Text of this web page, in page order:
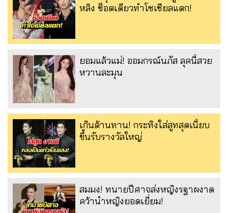
หลิง ช็อตเดียวทำโซเชียลแตก!
ยอมแล้วแม่! ออมกรณ์นภัส ลุคนี้สวย
หวานละมุน
เกินต้านทาน! กระทิงใส่สูทสุดเนี้ยบ
ขึ้นรับรางวัลใหญ่
สมมง! ทนายปีศาจส่งหญิงรฐาผงาด
คว้านำหญิงยอดเยี่ยม!